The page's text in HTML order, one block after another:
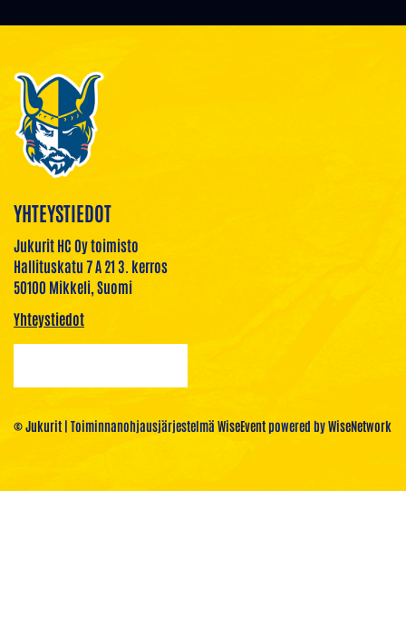
YHTEYSTIEDOT
Jukurit HC Oy toimisto
Hallituskatu 7 A 21 3. kerros
50100 Mikkeli, Suomi
Yhteystiedot
© Jukurit | Toiminnanohjausjärjestelmä WiseEventpowered byWiseNetwork